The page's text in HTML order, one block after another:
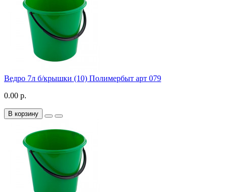
Ведро 7л б/крышки (10) Полимербыт арт 079
0.00 р.
В корзину